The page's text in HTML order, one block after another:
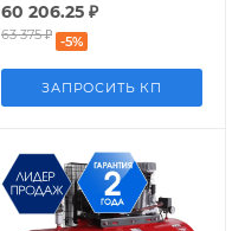
60 206.25 ₽
63 375₽ -5%
ЗАПРОСИТЬ КП